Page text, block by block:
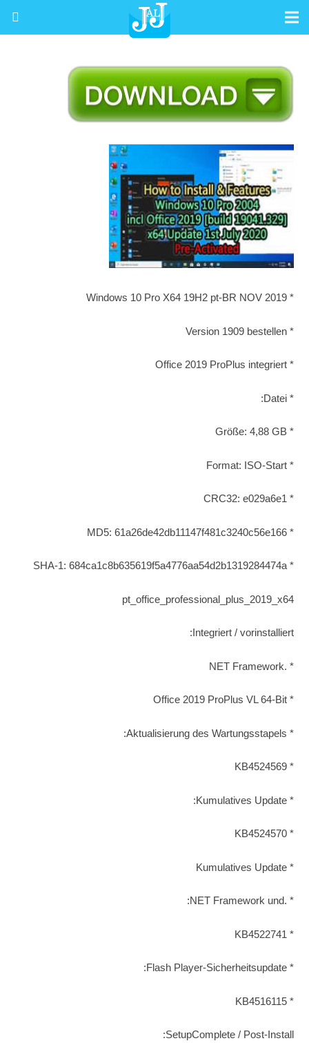
* Windows 10 Pro X64 19H2 pt-BR NOV 2019
* Version 1909 bestellen
* Office 2019 ProPlus integriert
* Datei:
* Größe: 4,88 GB
* Format: ISO-Start
* CRC32: e029a6e1
* MD5: 61a26de42db11147f481c3240c56e166
* SHA-1: 684ca1c8b635619f5a4776aa54d2b1319284474a
pt_office_professional_plus_2019_x64
Integriert / vorinstalliert:
* .NET Framework
* Office 2019 ProPlus VL 64-Bit
* Aktualisierung des Wartungsstapels:
* KB4524569
* Kumulatives Update:
* KB4524570
* Kumulatives Update
* .NET Framework und:
* KB4522741
* Flash Player-Sicherheitsupdate:
* KB4516115
SetupComplete / Post-Install: